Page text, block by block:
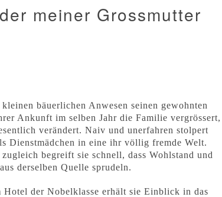
meiner Grossmutter
bäuerlichen Anwesen seinen gewohnten
Ankunft im selben Jahr die Familie vergrössert,
verändert. Naiv und unerfahren stolpert
Dienstmädchen in eine ihr völlig fremde Welt.
begreift sie schnell, dass Wohlstand und
derselben Quelle sprudeln.
Hotel der Nobelklasse erhält sie Einblick in das